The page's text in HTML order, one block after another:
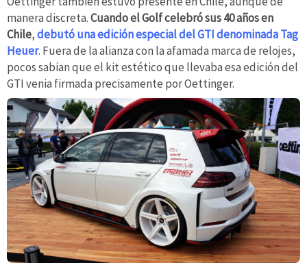
manera discreta.Cuando el Golf celebró sus 40 años en
Chile,debutó una edición especial del GTI denominada Tag
Heuer. Fuera de la alianza con la afamada marca de relojes,
pocos sabian que el kit estético que llevaba esa edición del
GTI venia firmada precisamente por Oettinger.